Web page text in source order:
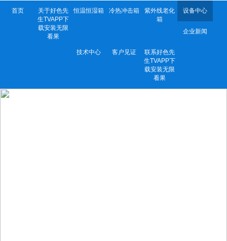
首页
关于好色先
生TVAPP下
载安装无限
看果
恒温恒湿箱 冷热冲击箱
紫外线老化
箱
设备中心
企业新闻
技术中心 客户见证
联系好色先
生TVAPP下
载安装无限
看果